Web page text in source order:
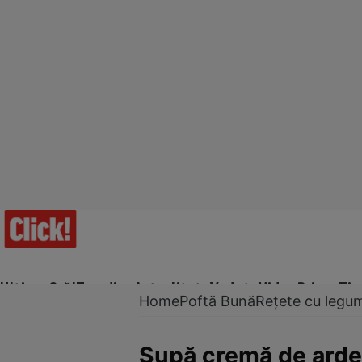
Ultima Oră!Trending Actualitate Vedete Video Prime Time
HomePoftă BunăRețete cu
Supă cremă de